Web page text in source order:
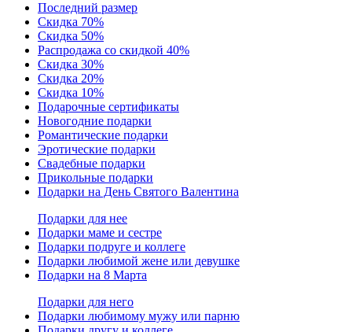
Последний размер
Скидка 70%
Скидка 50%
Распродажа со скидкой 40%
Скидка 30%
Скидка 20%
Скидка 10%
Подарочные сертификаты
Новогодние подарки
Романтические подарки
Эротические подарки
Свадебные подарки
Прикольные подарки
Подарки на День Святого Валентина
Подарки для нее
Подарки маме и сестре
Подарки подруге и коллеге
Подарки любимой жене или девушке
Подарки на 8 Марта
Подарки для него
Подарки любимому мужу или парню